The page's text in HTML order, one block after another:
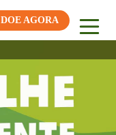
DOE AGORA